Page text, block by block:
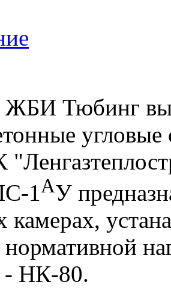
Тюбинг
1АУ
камерах,
- НК-80.